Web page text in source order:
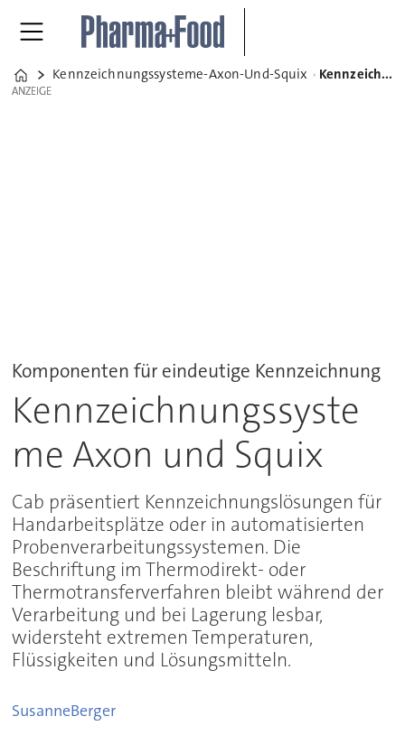
Home
Kennzeichnungssysteme-Axon-Und-Squix Kennzeichnungssysteme Axon und Squix
ANZEIGE
ANZEIGE
Komponenten für eindeutige Kennzeichnung
Kennzeichnungssyste
me Axon und Squix
Cab präsentiert Kennzeichnungslösungen für
Handarbeitsplätze oder in automatisierten
Probenverarbeitungssystemen. Die
Beschriftung im Thermodirekt- oder
Thermotransferverfahren bleibt während der
Verarbeitung und bei Lagerung lesbar,
widersteht extremen Temperaturen,
Flüssigkeiten und Lösungsmitteln.
SusanneBerger